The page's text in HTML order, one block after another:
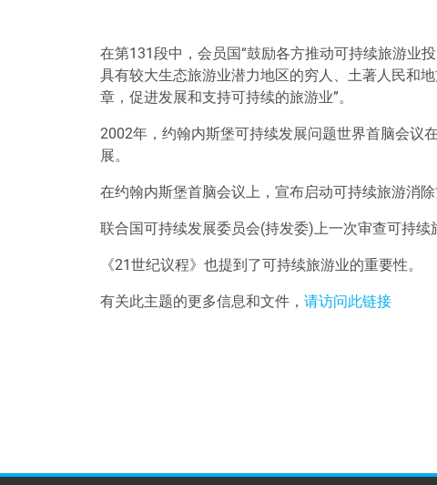
在第131段中，会员国“鼓励各方推动可持续旅游业
具有较大生态旅游业潜力地区的穷人、土著人民和
章，促进发展和支持可持续的旅游业”。
2002年，约翰内斯堡可持续发展问题世界首脑会议
展。
在约翰内斯堡首脑会议上，宣布启动可持续旅游消
联合国可持续发展委员会(持发委)上一次审查可持
《21世纪议程》也提到了可持续旅游业的重要性。
有关此主题的更多信息和文件， 请访问此链接